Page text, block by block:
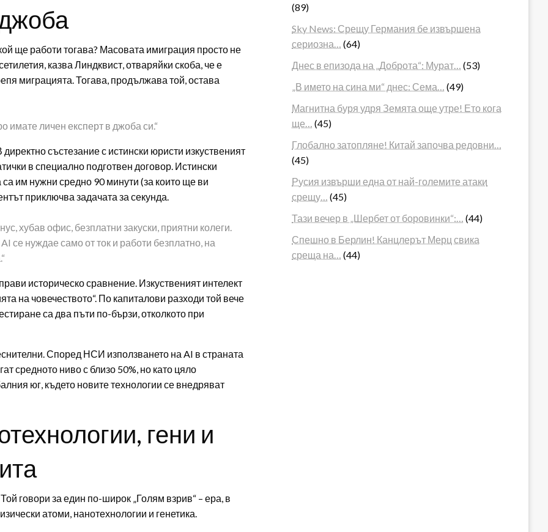
ще работи тогава? Масовата имиграция просто не
казва Линдквист, отваряйки скоба, че е
миграцията. Тогава, продължава той, остава
имате личен експерт в джоба си.“
състезание с истински юристи изкуственият
в специално подготвен договор. Истински
им нужни средно 90 минути (за които ще ви
приключва задачата за секунда.
хубав офис, безплатни закуски, приятни колеги.
се нуждае само от ток и работи безплатно, на
историческо сравнение. Изкуственият интелект
на човечеството“. По капиталови разходи той вече
са два пъти по-бързи, отколкото при
Според НСИ използването на AI в страната
средното ниво с близо 50%, но като цяло
юг, където новите технологии се внедряват
гени и
говори за един по-широк „Голям взрив“ – ера, в
атоми, нанотехнологии и генетика.
(89)
Sky News: Срещу Германия бе извършена
сериозна…
(64)
Днес в епизода на „Доброта“: Мурат…
(53)
„В името на сина ми“ днес: Сема…
(49)
Магнитна буря удря Земята още утре! Ето кога
ще…
(45)
Глобално затопляне! Китай започва редовни…
(45)
Русия извърши една от най-големите атаки
срещу…
(45)
Тази вечер в „Шербет от боровинки“:…
(44)
Спешно в Берлин! Канцлерът Мерц свика
среща на…
(44)